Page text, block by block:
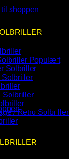
shoppen
Solbriller
Solbriller
Solbriller
/ Retro Solbriller